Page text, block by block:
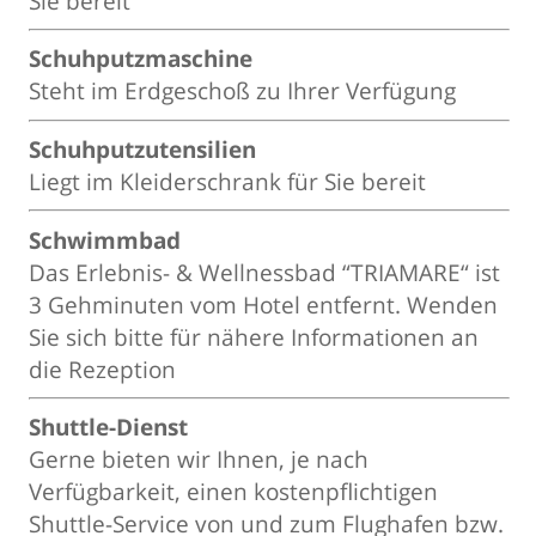
Schuhputzmaschine
Steht im Erdgeschoß zu Ihrer Verfügung
Schuhputzutensilien
Liegt im Kleiderschrank für Sie bereit
Schwimmbad
Das Erlebnis- & Wellnessbad “TRIAMARE“ ist
3 Gehminuten vom Hotel entfernt. Wenden
Sie sich bitte für nähere Informationen an
die Rezeption
Shuttle-Dienst
Gerne bieten wir Ihnen, je nach
Verfügbarkeit, einen kostenpflichtigen
Shuttle-Service von und zum Flughafen bzw.